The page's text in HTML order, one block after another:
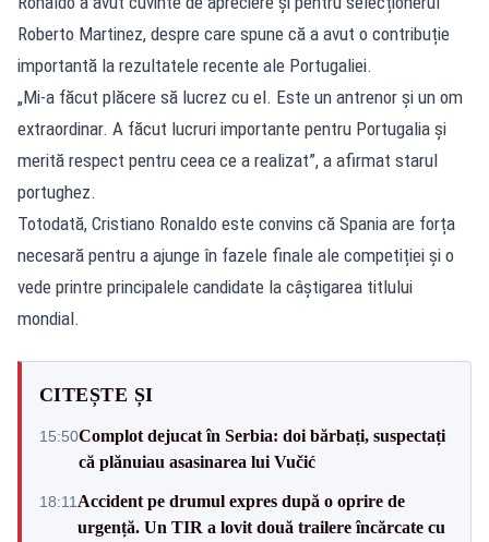
Roberto Martinez, despre care spune că a avut o contribuție
importantă la rezultatele recente ale Portugaliei.
„Mi-a făcut plăcere să lucrez cu el. Este un antrenor și un om
extraordinar. A făcut lucruri importante pentru Portugalia și
merită respect pentru ceea ce a realizat”, a afirmat starul
portughez.
Totodată, Cristiano Ronaldo este convins că Spania are forța
necesară pentru a ajunge în fazele finale ale competiției și o
vede printre principalele candidate la câștigarea titlului
mondial.
CITEȘTE ȘI
15:50Complot dejucat în Serbia: doi bărbați, suspectați
că plănuiau asasinarea lui Vučić
18:11 Accident pe drumul expres după o oprire de
urgență. Un TIR a lovit două trailere încărcate cu